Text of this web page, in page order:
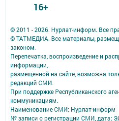
© 2011 - 2026. Нурлат-⁠информ. Все
© ТАТМЕДИА. Все материалы,
законом.
Перепечатка, воспроизведение и
информации,
размещенной на сайте, возможна
редакций СМИ.
При поддержке Республиканского
коммуникациям.
Наименование СМИ: Нурлат-⁠информ
№ записи о регистрации СМИ, дата:
16+